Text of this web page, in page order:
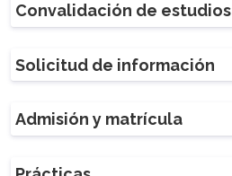
Convalidación de estudios
Solicitud de información
Admisión y matrícula